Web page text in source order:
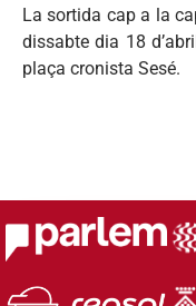
La sortida cap a la
dissabte dia 18
plaça cronista Sesé.